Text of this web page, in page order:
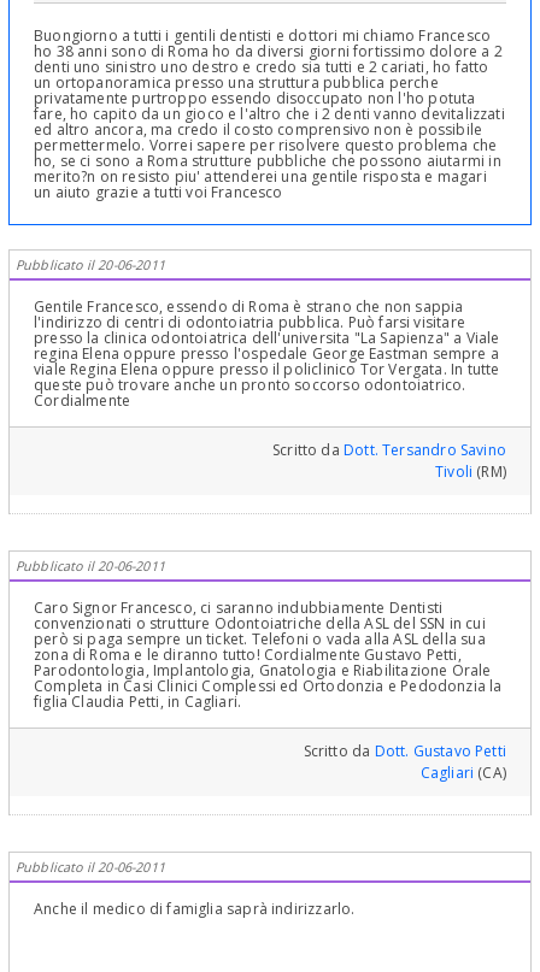
Buongiorno a tutti i gentili dentisti e dottori mi chiamo Francesco
ho 38 anni sono di Roma ho da diversi giorni fortissimo dolore a 2
denti uno sinistro uno destro e credo sia tutti e 2 cariati, ho fatto
un ortopanoramica presso una struttura pubblica perche
privatamente purtroppo essendo disoccupato non l'ho potuta
fare, ho capito da un gioco e l'altro che i 2 denti vanno devitalizzati
ed altro ancora, ma credo il costo comprensivo non è possibile
permettermelo. Vorrei sapere per risolvere questo problema che
ho, se ci sono a Roma strutture pubbliche che possono aiutarmi in
merito?n on resisto piu' attenderei una gentile risposta e magari
un aiuto grazie a tutti voi Francesco
Pubblicato il 20-06-2011
Gentile Francesco, essendo di Roma è strano che non sappia
l'indirizzo di centri di odontoiatria pubblica. Può farsi visitare
presso la clinica odontoiatrica dell'universita "La Sapienza" a Viale
regina Elena oppure presso l'ospedale George Eastman sempre a
viale Regina Elena oppure presso il policlinico Tor Vergata. In tutte
queste può trovare anche un pronto soccorso odontoiatrico.
Cordialmente
Scritto daDott. Tersandro Savino
Tivoli (RM)
Pubblicato il 20-06-2011
Caro Signor Francesco, ci saranno indubbiamente Dentisti
convenzionati o strutture Odontoiatriche della ASL del SSN in cui
però si paga sempre un ticket. Telefoni o vada alla ASL della sua
zona di Roma e le diranno tutto! Cordialmente Gustavo Petti,
Parodontologia, Implantologia, Gnatologia e Riabilitazione Orale
Completa in Casi Clinici Complessi ed Ortodonzia e Pedodonzia la
figlia Claudia Petti, in Cagliari.
Scritto da Dott. Gustavo Petti
Cagliari (CA)
Pubblicato il 20-06-2011
Anche il medico di famiglia saprà indirizzarlo.